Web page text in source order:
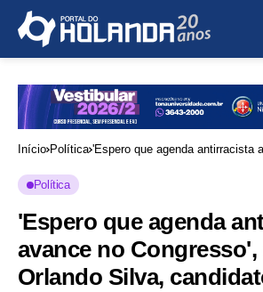
Início Política 'Espero que agenda antirracista
Política
'Espero que agenda
avance no Congresso',
Orlando Silva,